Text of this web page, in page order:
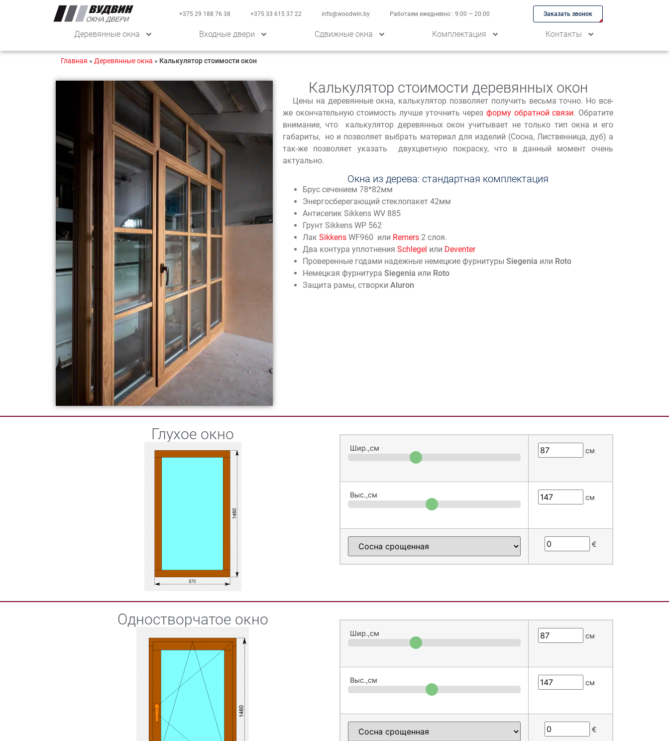
+375 29 188 76 38 +375 33 615 37 22 info@woodwin.by Работаем ежедневно : 9:00 — 20:00 Заказать звонок
Деревянные окна Входные двери Сдвижные окна Комплектация Контакты
Главная » Деревянные окна » Калькулятор стоимости окон
Калькулятор стоимости деревянных окон
Цены на деревянные окна, калькулятор позволяет получить весьма точно. Но все-
же окончательную стоимость лучше уточнить через форму обратной связи. Обратите
внимание, что калькулятор деревянных окон учитывает не только тип окна и его
габариты, но и позволяет выбрать материал для изделий (Сосна, Лиственница, дуб) а
так-же позволяет указать двухцветную покраску, что в данный момент очень
актуально.
Окна из дерева: стандартная комплектация
Брус сечением 78*82мм
Энергосберегающий стеклопакет 42мм
Антисепик Sikkens WV 885
Грунт Sikkens WP 562
Лак Sikkens WF960 или Remers 2 слоя.
Два контура уплотнения Schlegel или Deventer
Проверенные годами надежные немецкие фурнитуры Siegenia или Roto
Немецкая фурнитура Siegenia или Roto
Защита рамы, створки Aluron
Глухое окно
Шир.,см см
Выс.,см см
€
Одностворчатое окно
Шир.,см см
Выс.,см см
€